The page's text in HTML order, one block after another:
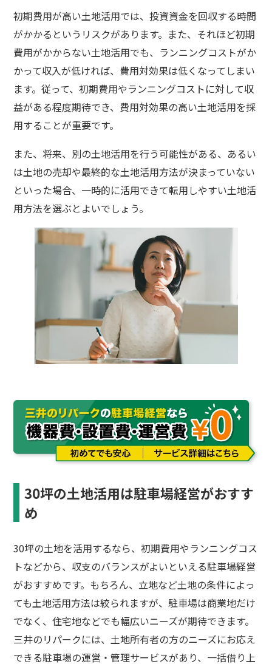
初期費用が高い土地活用では、投資資金を回収する時間
がかかるというリスクがあります。また、それほど初期
費用がかからない土地活用でも、ランニングコストがか
かって収入が低ければ、費用対効果は低くなってしまい
ます。従って、初期費用やランニングコストに対して収
益がある程度期待でき、費用対効果の高い土地活用を採
用することが重要です。
また、将来、別の土地活用を行う可能性がある、あるい
は土地の売却や最終的な土地活用方法が決まっていない
といった場合、一時的に活用できて転用しやすい土地活
用方法を選ぶとよいでしょう。
30坪の土地活用は駐車場経営がおすす
め
30坪の土地を活用するなら、初期費用やランニングコス
トなどから、収支のバランスがよいといえる駐車場経営
がおすすめです。もちろん、立地など土地の条件によっ
ても土地活用方法は絞られますが、駐車場は商業地だけ
でなく、住宅地などでも幅広いニーズが期待できます。
三井のリパークには、土地所有者の方のニーズにお応え
できる駐車場の運営・管理サービスがあり、一括借り上